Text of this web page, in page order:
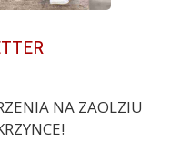
NA ZAOLZIU